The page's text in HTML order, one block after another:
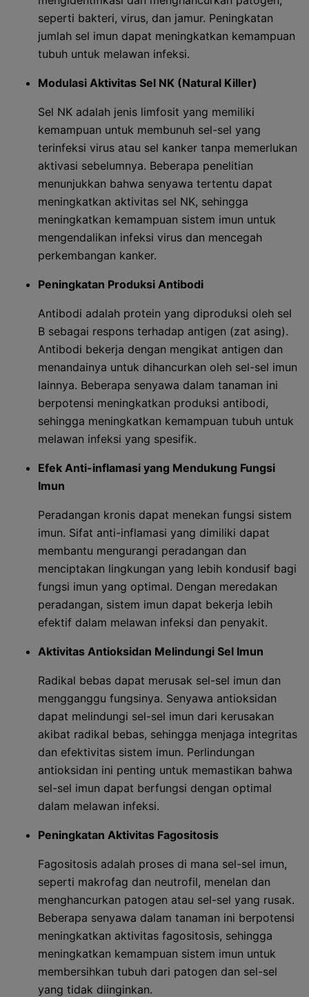
seperti bakteri, virus, dan jamur. Peningkatan
jumlah sel imun dapat meningkatkan kemampuan
tubuh untuk melawan infeksi.
Modulasi Aktivitas Sel NK (Natural Killer)
Sel NK adalah jenis limfosit yang memiliki
kemampuan untuk membunuh sel-sel yang
terinfeksi virus atau sel kanker tanpa memerlukan
aktivasi sebelumnya. Beberapa penelitian
menunjukkan bahwa senyawa tertentu dapat
meningkatkan aktivitas sel NK, sehingga
meningkatkan kemampuan sistem imun untuk
mengendalikan infeksi virus dan mencegah
perkembangan kanker.
Peningkatan Produksi Antibodi
Antibodi adalah protein yang diproduksi oleh sel
B sebagai respons terhadap antigen (zat asing).
Antibodi bekerja dengan mengikat antigen dan
menandainya untuk dihancurkan oleh sel-sel imun
lainnya. Beberapa senyawa dalam tanaman ini
berpotensi meningkatkan produksi antibodi,
sehingga meningkatkan kemampuan tubuh untuk
melawan infeksi yang spesifik.
Efek Anti-inflamasi yang Mendukung Fungsi
Imun
Peradangan kronis dapat menekan fungsi sistem
imun. Sifat anti-inflamasi yang dimiliki dapat
membantu mengurangi peradangan dan
menciptakan lingkungan yang lebih kondusif bagi
fungsi imun yang optimal. Dengan meredakan
peradangan, sistem imun dapat bekerja lebih
efektif dalam melawan infeksi dan penyakit.
Aktivitas Antioksidan Melindungi Sel Imun
Radikal bebas dapat merusak sel-sel imun dan
mengganggu fungsinya. Senyawa antioksidan
dapat melindungi sel-sel imun dari kerusakan
akibat radikal bebas, sehingga menjaga integritas
dan efektivitas sistem imun. Perlindungan
antioksidan ini penting untuk memastikan bahwa
sel-sel imun dapat berfungsi dengan optimal
dalam melawan infeksi.
Peningkatan Aktivitas Fagositosis
Fagositosis adalah proses di mana sel-sel imun,
seperti makrofag dan neutrofil, menelan dan
menghancurkan patogen atau sel-sel yang rusak.
Beberapa senyawa dalam tanaman ini berpotensi
meningkatkan aktivitas fagositosis, sehingga
meningkatkan kemampuan sistem imun untuk
membersihkan tubuh dari patogen dan sel-sel
yang tidak diinginkan.